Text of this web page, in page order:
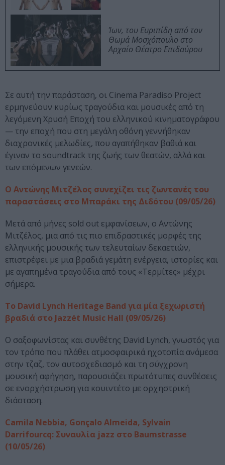
Ίων, του Ευριπίδη από τον
Θωμά Μοσχόπουλο στο
Αρχαίο Θέατρο Επιδαύρου
Σε αυτή την παράσταση, οι Cinema Paradiso Project
ερμηνεύουν κυρίως τραγούδια και μουσικές από τη
λεγόμενη Χρυσή Εποχή του ελληνικού κινηματογράφου
— την εποχή που στη μεγάλη οθόνη γεννήθηκαν
διαχρονικές μελωδίες, που αγαπήθηκαν βαθιά και
έγιναν το soundtrack της ζωής των θεατών, αλλά και
των επόμενων γενεών.
Ο Αντώνης Μιτζέλος συνεχίζει τις ζωντανές του
παραστάσεις στο Μπαράκι της Διδότου (09/05/26)
Μετά από μήνες sold out εμφανίσεων, ο Αντώνης
Μιτζέλος, μια από τις πιο επιδραστικές μορφές της
ελληνικής μουσικής των τελευταίων δεκαετιών,
επιστρέφει με μια βραδιά γεμάτη ενέργεια, ιστορίες και
με αγαπημένα τραγούδια από τους «Τερμίτες» μέχρι
σήμερα.
Το David Lynch Heritage Band για μία ξεχωριστή
βραδιά στο Jazzét Music Hall (09/05/26)
Ο σαξοφωνίστας και συνθέτης David Lynch, γνωστός για
τον τρόπο που πλάθει ατμοσφαιρικά ηχοτοπία ανάμεσα
στην τζαζ, τον αυτοσχεδιασμό και τη σύγχρονη
μουσική αφήγηση, παρουσιάζει πρωτότυπες συνθέσεις
σε ενορχήστρωση για κουιντέτο με ορχηστρική
διάσταση.
Camila Nebbia, Gonçalo Almeida, Sylvain
Darrifourcq: Συναυλία jazz στο Baumstrasse
(10/05/26)